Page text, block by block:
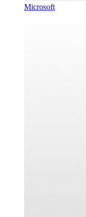
Microsoft